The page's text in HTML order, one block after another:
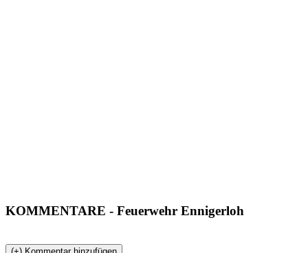
KOMMENTARE - Feuerwehr Ennigerloh